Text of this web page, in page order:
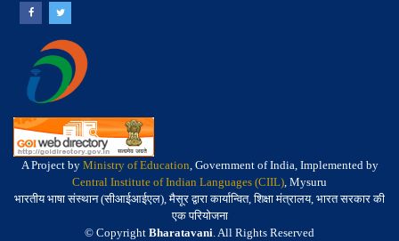
A Project by Ministry of Education, Government of India, Implemented by
Central Institute of Indian Languages (CIIL), Mysuru
भारतीय भाषा संस्थान (सीआईआईएल), मैसूर द्वारा कार्यान्वित, शिक्षा मंत्रालय, भारत सरकार की
एक परियोजना
© Copyright Bharatavani. All Rights Reserved